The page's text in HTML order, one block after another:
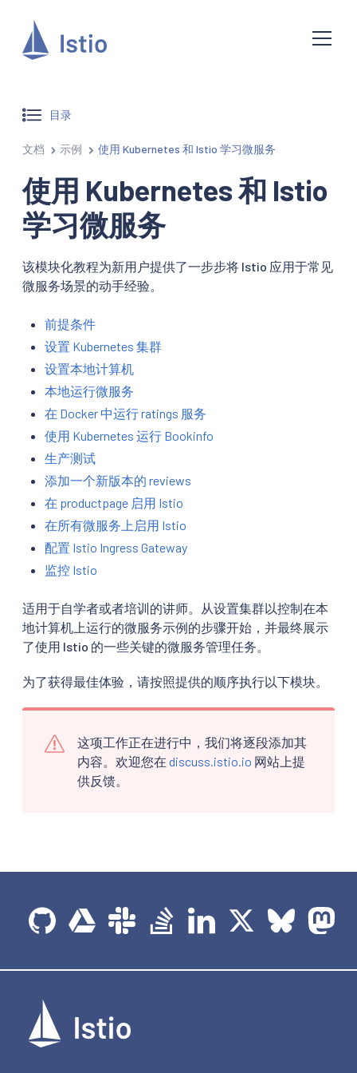
目录
文档 示例 使用 Kubernetes 和 Istio 学习微服务
使用 Kubernetes 和 Istio
学习微服务
该模块化教程为新用户提供了一步步将 Istio 应用于常见
微服务场景的动手经验。
前提条件
设置 Kubernetes 集群
设置本地计算机
本地运行微服务
在 Docker 中运行 ratings 服务
使用 Kubernetes 运行 Bookinfo
生产测试
添加一个新版本的 reviews
在 productpage 启用 Istio
在所有微服务上启用 Istio
配置 Istio Ingress Gateway
监控 Istio
适用于自学者或者培训的讲师。从设置集群以控制在本
地计算机上运行的微服务示例的步骤开始，并最终展示
了使用 Istio 的一些关键的微服务管理任务。
为了获得最佳体验，请按照提供的顺序执行以下模块。
这项工作正在进行中，我们将逐段添加其
内容。欢迎您在 discuss.istio.io 网站上提
供反馈。